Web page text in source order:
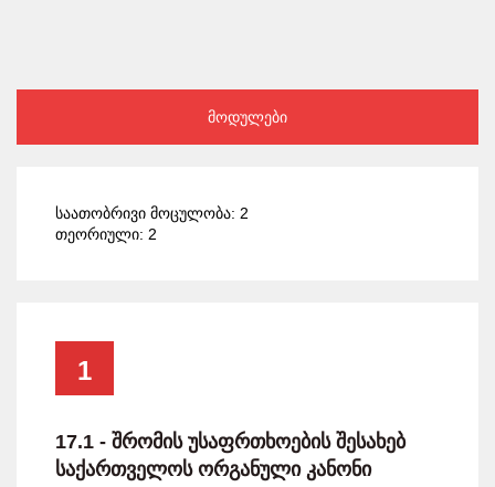
მოდულები
საათობრივი მოცულობა: 2
თეორიული: 2
1
17.1 - შრომის უსაფრთხოების შესახებ
საქართველოს ორგანული კანონი